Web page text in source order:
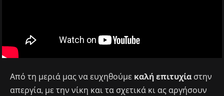
Από τη μεριά μας να ευχηθούμε καλή επιτυχία στην
απεργία, με την νίκη και τα σχετικά κι ας αργήσουν